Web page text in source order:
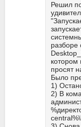
Решил
разборе
котором
просят
Было
1)
2) В